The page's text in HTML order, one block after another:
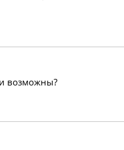
возможны?